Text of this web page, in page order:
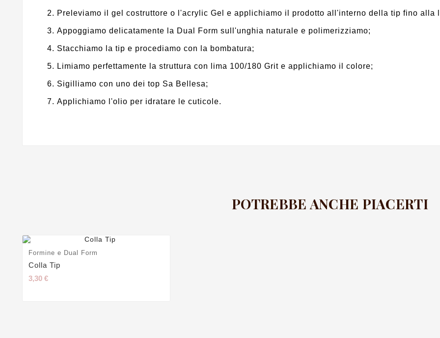
Preleviamo il gel costruttore o l'acrylic Gel e applichiamo il prodotto all'interno della tip fino alla
Appoggiamo delicatamente la Dual Form sull'unghia naturale e polimerizziamo;
Stacchiamo la tip e procediamo con la bombatura;
Limiamo perfettamente la struttura con lima 100/180 Grit e applichiamo il colore;
Sigilliamo con uno dei top Sa Bellesa;
Applichiamo l'olio per idratare le cuticole.
POTREBBE ANCHE PIACERTI
Formine e Dual Form
Colla Tip
3,30 €